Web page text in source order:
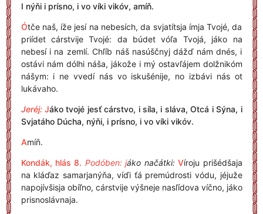
I nýňi i prísno, i vo víki vikóv, amíň.
Ótče naš, íže jesí na nebesích, da svjatítsja ímja Tvojé, da
priídet cárstvije Tvojé: da búdet vóľa Tvojá, jáko na
nebesí i na zemlí. Chľíb náš nasúščnyj dážď nám dnés, i
ostávi nám dólhi náša, jákože i mý ostavľájem dolžnikóm
nášym: i ne vvedí nás vo iskušénije, no izbávi nás ot
lukávaho.
Jeréj: Jáko tvojé jesť cárstvo, i síla, i sláva, Otcá i Sýna, i
Svjatáho Dúcha, nýňi, i prísno, i vo víki vikóv.
Amíň.
Kondák, hlás 8. Podóben: jáko načátki: Víroju prišédšaja
na kláďaz samarjanýňa, víďi ťá premúdrosti vódu, jéjuže
napojívšisja obíľno, cárstvije výšneje nasľídova víčno, jáko
prisnoslávnaja.